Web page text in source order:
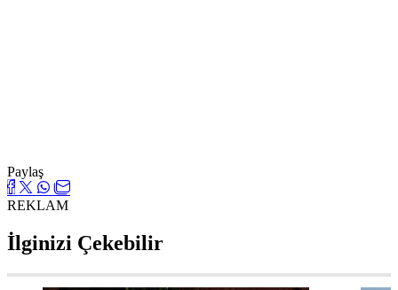
Paylaş
REKLAM
İlginizi Çekebilir